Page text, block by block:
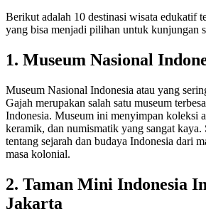
Berikut adalah 10 destinasi wisata edukatif
yang bisa menjadi pilihan untuk kunjungan
1. Museum Nasional
Museum Nasional Indonesia atau yang
Gajah merupakan salah satu museum
Indonesia. Museum ini menyimpan koleksi
keramik, dan numismatik yang sangat kaya.
tentang sejarah dan budaya Indonesia dari
masa kolonial.
2. Taman Mini Indonesia
Jakarta